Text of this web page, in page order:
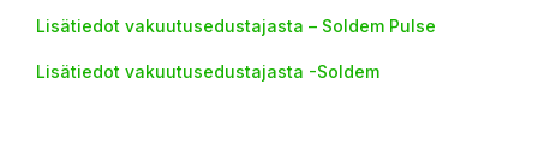
Lisätiedot vakuutusedustajasta – Soldem Pulse
Lisätiedot vakuutusedustajasta -Soldem